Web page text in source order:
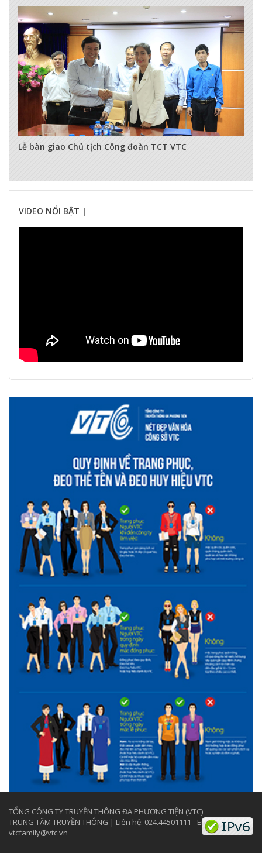
Lễ bàn giao Chủ tịch Công đoàn TCT VTC
VIDEO NỔI BẬT |
TỔNG CÔNG TY TRUYỀN THÔNG ĐA PHƯƠNG TIỆN (VTC)
TRUNG TÂM TRUYỀN THÔNG | Liên hệ: 024.44501111 - Email:
vtcfamily@vtc.vn